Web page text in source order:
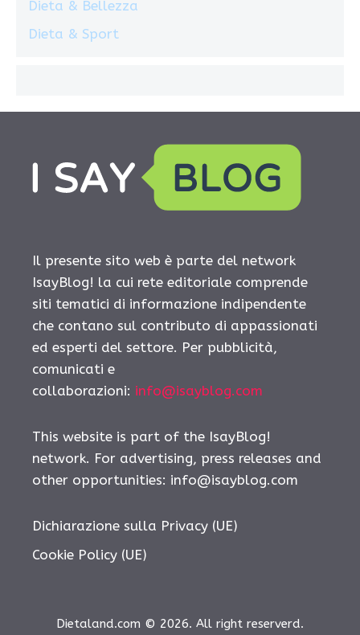
Dieta & Bellezza
Dieta & Sport
Il presente sito web è parte del network
IsayBlog! la cui rete editoriale comprende
siti tematici di informazione indipendente
che contano sul contributo di appassionati
ed esperti del settore. Per pubblicità,
comunicati e
collaborazioni: info@isayblog.com
This website is part of the IsayBlog!
network. For advertising, press releases and
other opportunities: info@isayblog.com
Dichiarazione sulla Privacy (UE)
Cookie Policy (UE)
Dietaland.com © 2026. All right reserverd.